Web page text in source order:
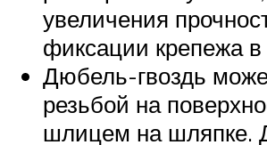
увеличения
фиксации крепежа в
Дюбель-гвоздь
резьбой на
шлицем на шляпке.